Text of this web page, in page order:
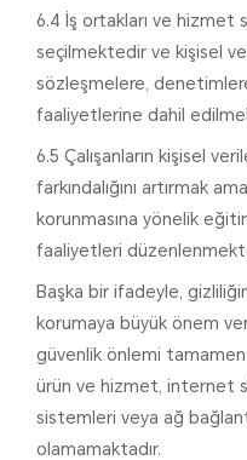
6.4 İş ortakları ve hizmet
seçilmektedir ve kişisel
sözleşmelere,
faaliyetlerine dahil
6.5 Çalışanların kişisel
farkındalığını artırmak
korunmasına yönelik
faaliyetleri
Başka bir ifadeyle,
korumaya büyük önem
güvenlik önlemi
ürün ve hizmet, internet
sistemleri veya ağ
olamamaktadır.